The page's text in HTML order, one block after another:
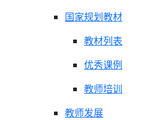
国家规划教材
教材列表
优秀课例
教师培训
教师发展